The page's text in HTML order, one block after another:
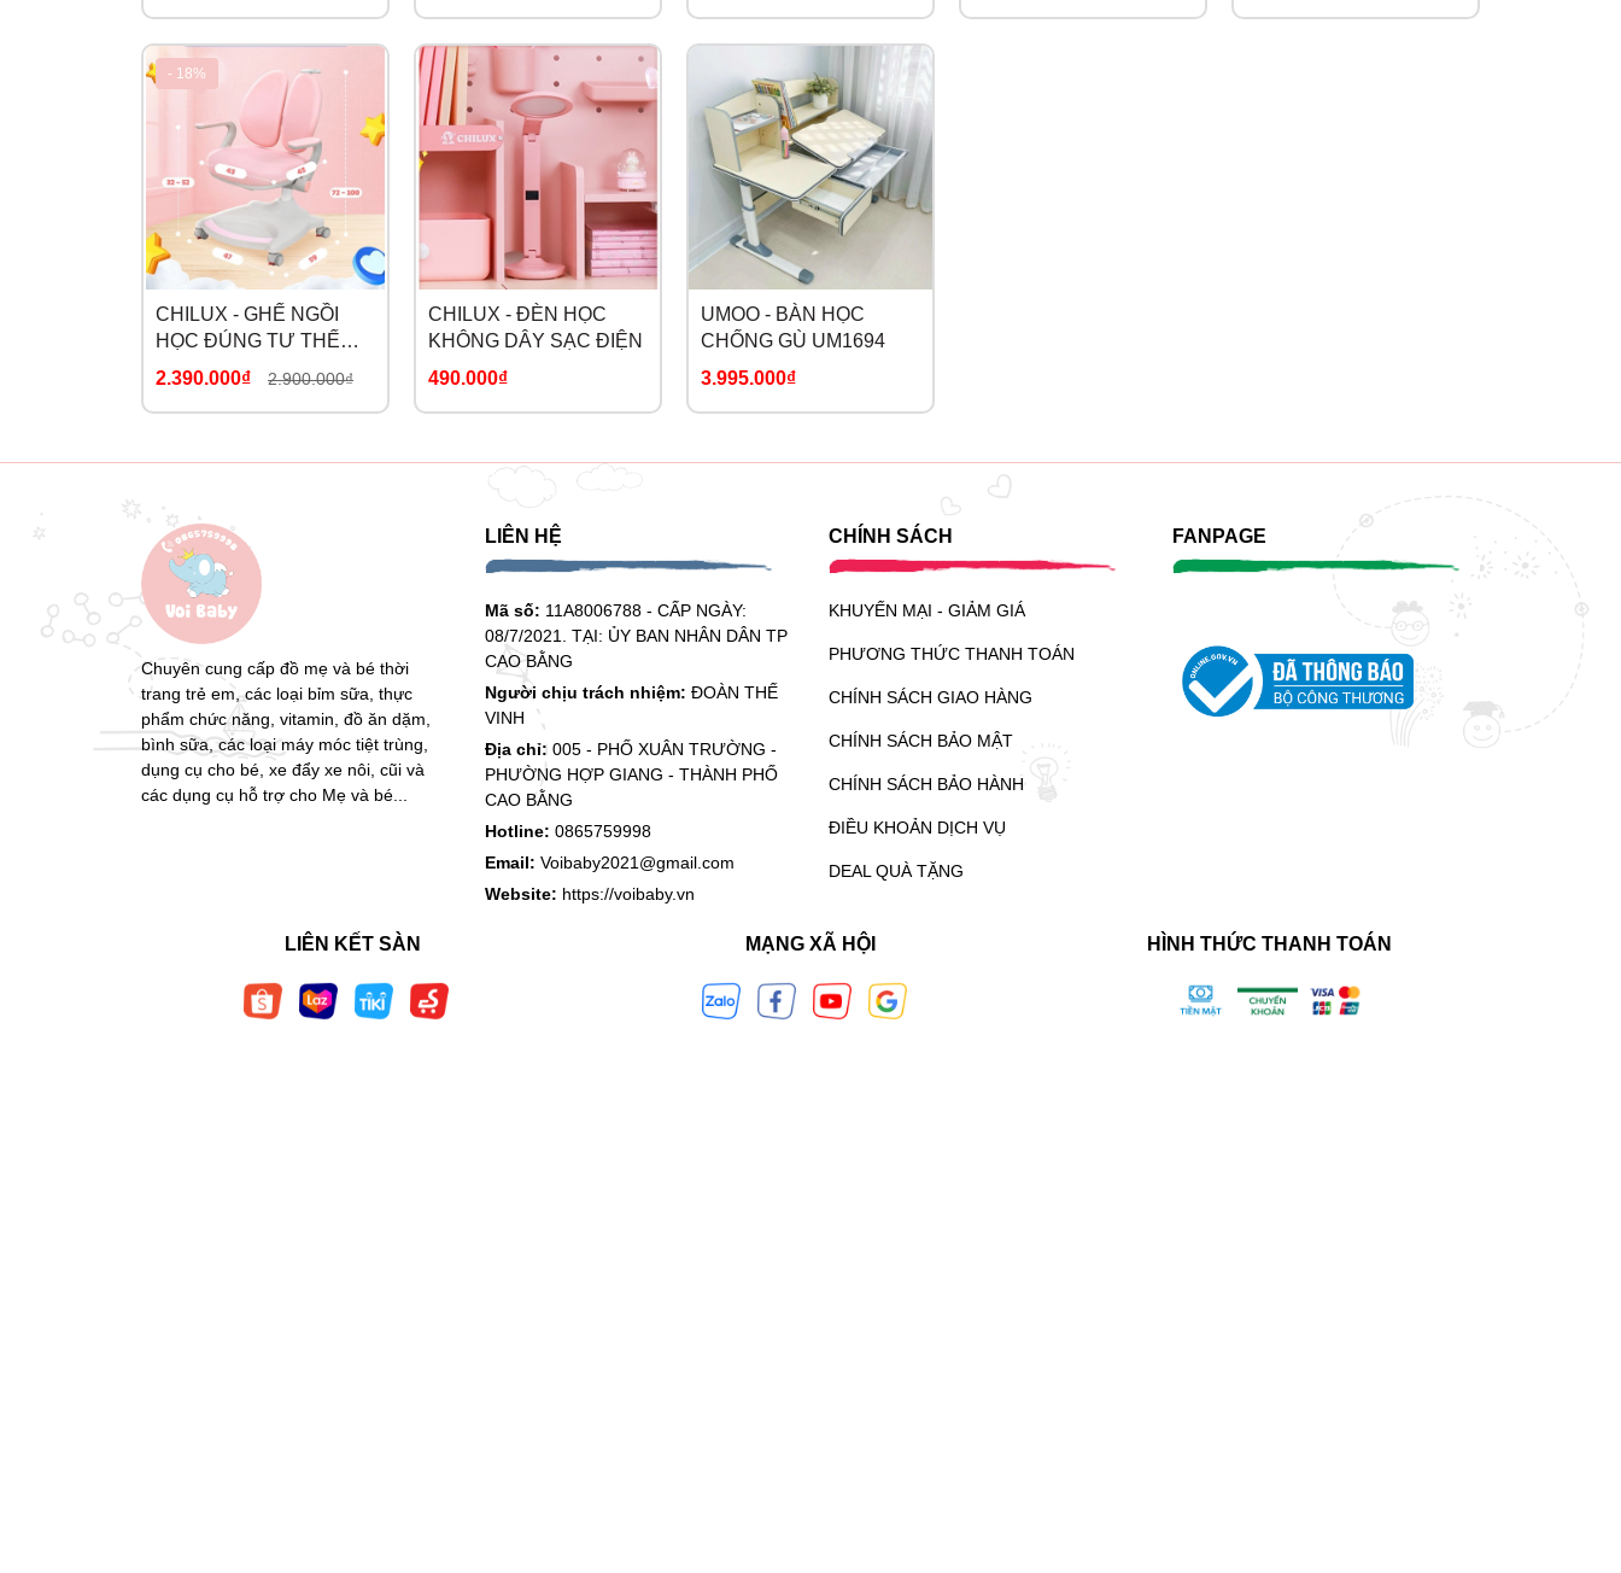
- 18%
CHILUX - GHẾ NGỒI
HỌC ĐÚNG TƯ THẾ
G19
2.390.000₫ 2.900.000₫
CHILUX - ĐÈN HỌC
KHÔNG DÂY SẠC ĐIỆN
490.000₫
UMOO - BÀN HỌC
CHỐNG GÙ UM1694
3.995.000₫
Chuyên cung cấp đồ mẹ và bé thời
trang trẻ em, các loại bỉm sữa, thực
phẩm chức năng, vitamin, đồ ăn dặm,
bình sữa, các loại máy móc tiệt trùng,
dụng cụ cho bé, xe đẩy xe nôi, cũi và
các dụng cụ hỗ trợ cho Mẹ và bé...
LIÊN HỆ
Mã số: 11A8006788 - CẤP NGÀY:
08/7/2021. TẠI: ỦY BAN NHÂN DÂN TP
CAO BẰNG
Người chịu trách nhiệm: ĐOÀN THẾ
VINH
Địa chỉ: 005 - PHỐ XUÂN TRƯỜNG -
PHƯỜNG HỢP GIANG - THÀNH PHỐ
CAO BẰNG
Hotline: 0865759998
Email: Voibaby2021@gmail.com
Website: https://voibaby.vn
CHÍNH SÁCH
KHUYẾN MẠI - GIẢM GIÁ
PHƯƠNG THỨC THANH TOÁN
CHÍNH SÁCH GIAO HÀNG
CHÍNH SÁCH BẢO MẬT
CHÍNH SÁCH BẢO HÀNH
ĐIỀU KHOẢN DỊCH VỤ
DEAL QUÀ TẶNG
FANPAGE
LIÊN KẾT SÀN MẠNG XÃ HỘI HÌNH THỨC THANH TOÁN